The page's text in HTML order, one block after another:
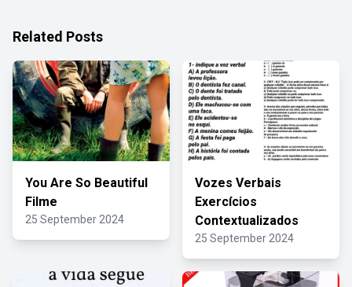
Related Posts
You Are So Beautiful
Filme
25 September 2024
Vozes Verbais
Exercícios
Contextualizados
25 September 2024